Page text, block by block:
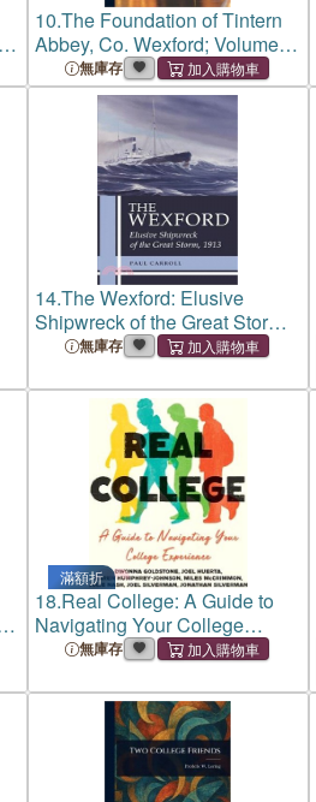
10.The Foundation of Tintern
Abbey, Co. Wexford; Volume
無庫存
14.The Wexford: Elusive
Shipwreck of the Great Storm,
1913無庫存
滿額折
18.Real College: A Guide to
Navigating Your College
Experience
無庫存